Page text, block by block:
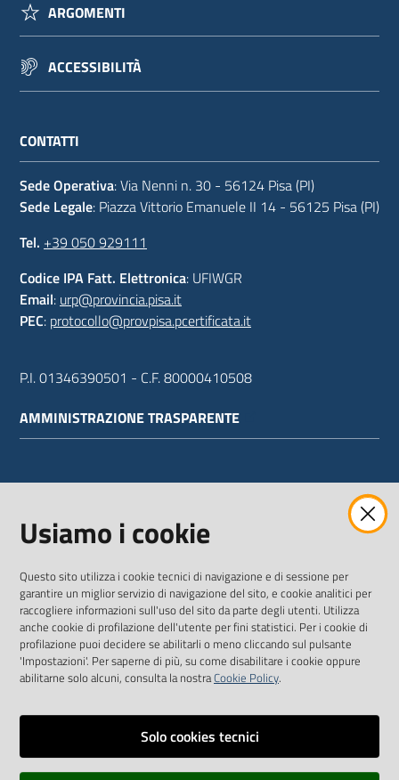
ARGOMENTI
ACCESSIBILITÀ
CONTATTI
Sede Operativa: Via Nenni n. 30 - 56124 Pisa (PI)
Sede Legale: Piazza Vittorio Emanuele II 14 - 56125 Pisa (PI)
Tel. +39 050 929111
Codice IPA Fatt. Elettronica: UFIWGR
Email: urp@provincia.pisa.it
PEC: protocollo@provpisa.pcertificata.it
P.I. 01346390501 - C.F. 80000410508
AMMINISTRAZIONE TRASPARENTE
SEGUICI SU
TwitterFacebookYoutube
Vai alla pagina
Dichiarazione di accessibilità
Usiamo i cookie
Questo sito utilizza i cookie tecnici di navigazione e di sessione per
garantire un miglior servizio di navigazione del sito, e cookie analitici per
raccogliere informazioni sull'uso del sito da parte degli utenti. Utilizza
anche cookie di profilazione dell'utente per fini statistici. Per i cookie di
profilazione puoi decidere se abilitarli o meno cliccando sul pulsante
'Impostazioni'. Per saperne di più, su come disabilitare i cookie oppure
abilitarne solo alcuni, consulta la nostraCookie Policy.
Solo cookies tecnici